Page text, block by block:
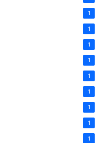
1
1
1
1
1
1
1
1
1